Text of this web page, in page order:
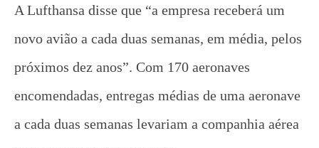
A Lufthansa disse que “a empresa receberá um
novo avião a cada duas semanas, em média, pelos
próximos dez anos”. Com 170 aeronaves
encomendadas, entregas médias de uma aeronave
a cada duas semanas levariam a companhia aérea